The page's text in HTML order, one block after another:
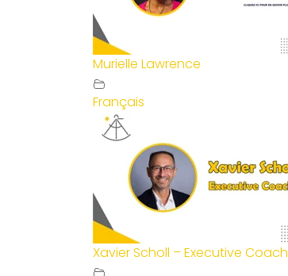
Murielle Lawrence
Français
Xavier Scholl – Executive Coach